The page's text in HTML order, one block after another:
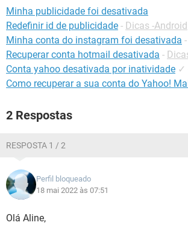
Minha publicidade foi desativada
Redefinir id de publicidade - Dicas -Android
Minha conta do instagram foi desativada -
Recuperar conta hotmail desativada -
Conta yahoo desativada por inatividade ✓
Como recuperar a sua conta do Yahoo!
2 Respostas
RESPOSTA 1 / 2
Perfil bloqueado
18 mai 2022 às 07:51
Olá Aline,